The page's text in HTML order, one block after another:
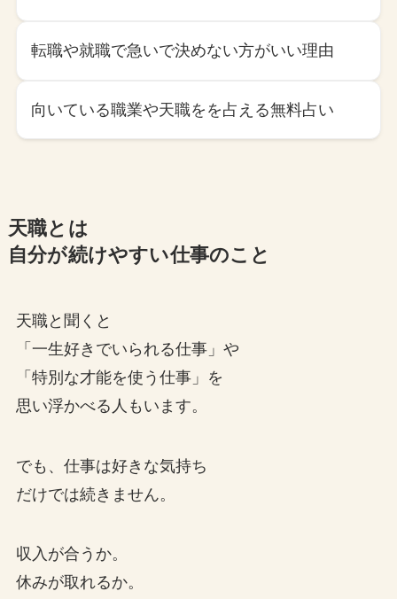
転職や就職で急いで決めない方がいい理由
向いている職業や天職をを占える無料占い
天職とは
自分が続けやすい仕事のこと
天職と聞くと
「一生好きでいられる仕事」や
「特別な才能を使う仕事」を
思い浮かべる人もいます。
でも、仕事は好きな気持ち
だけでは続きません。
収入が合うか。
休みが取れるか。